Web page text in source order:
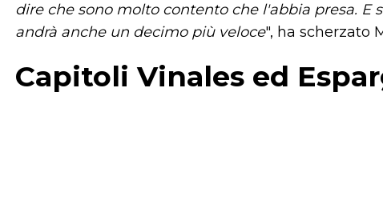
dire che sono molto contento che l'abbia presa. E
andrà anche un decimo più veloce", ha scherzato
Capitoli Vinales ed